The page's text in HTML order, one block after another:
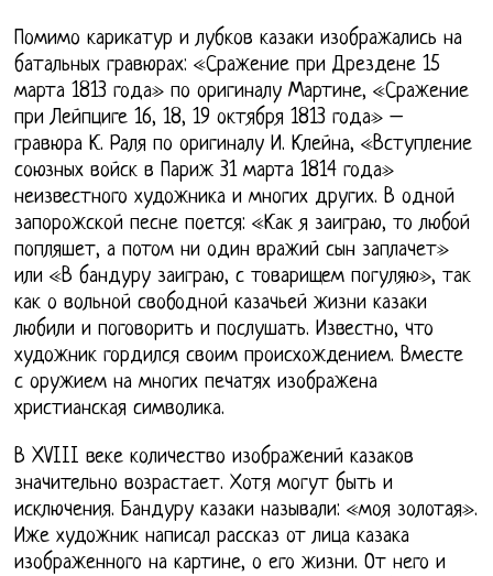
Помимо карикатур и лубков казаки изображались на
батальных гравюрах: «Сражение при Дрездене 15
марта 1813 года» по оригиналу Мартине, «Сражение
при Лейпциге 16, 18, 19 октября 1813 года» –
гравюра К. Раля по оригиналу И. Клейна, «Вступление
союзных войск в Париж 31 марта 1814 года»
неизвестного художника и многих других. В одной
запорожской песне поется: «Как я заиграю, то любой
попляшет, а потом ни один вражий сын заплачет»
или «В бандуру заиграю, с товарищем погуляю», так
как о вольной свободной казачьей жизни казаки
любили и поговорить и послушать. Известно, что
художник гордился своим происхождением. Вместе
с оружием на многих печатях изображена
христианская символика.
В XVIII веке количество изображений казаков
значительно возрастает. Хотя могут быть и
исключения. Бандуру казаки называли: «моя золотая».
Иже художник написал рассказ от лица казака
изображенного на картине, о его жизни. От него и